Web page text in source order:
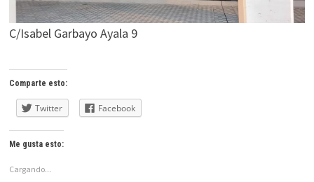
C/Isabel Garbayo Ayala 9
Comparte esto:
Twitter Facebook
Me gusta esto:
Cargando...